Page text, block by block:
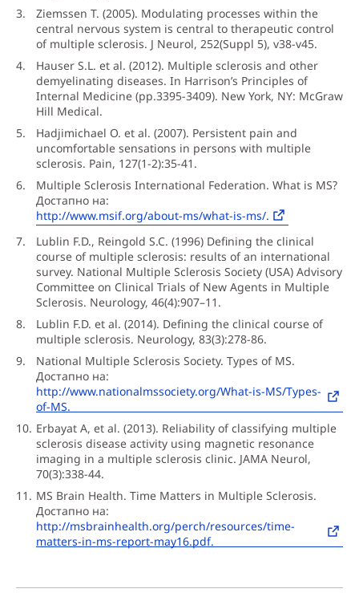
Ziemssen T. (2005). Modulating processes within the
central nervous system is central to therapeutic control
of multiple sclerosis. J Neurol, 252(Suppl 5), v38-v45.
Hauser S.L. et al. (2012). Multiple sclerosis and other
demyelinating diseases. In Harrison’s Principles of
Internal Medicine (pp.3395-3409). New York, NY: McGraw
Hill Medical.
Hadjimichael O. et al. (2007). Persistent pain and
uncomfortable sensations in persons with multiple
sclerosis. Pain, 127(1-2):35-41.
Multiple Sclerosis International Federation. What is MS?
Достапно на:
http://www.msif.org/about-ms/what-is-ms/.
Lublin F.D., Reingold S.C. (1996) Defining the clinical
course of multiple sclerosis: results of an international
survey. National Multiple Sclerosis Society (USA) Advisory
Committee on Clinical Trials of New Agents in Multiple
Sclerosis. Neurology, 46(4):907–11.
Lublin F.D. et al. (2014). Defining the clinical course of
multiple sclerosis. Neurology, 83(3):278-86.
National Multiple Sclerosis Society. Types of MS.
Достапно на:
http://www.nationalmssociety.org/What-is-MS/Types-
of-MS.
Erbayat A, et al. (2013). Reliability of classifying multiple
sclerosis disease activity using magnetic resonance
imaging in a multiple sclerosis clinic. JAMA Neurol,
70(3):338-44.
MS Brain Health. Time Matters in Multiple Sclerosis.
Достапно на:
http://msbrainhealth.org/perch/resources/time-
matters-in-ms-report-may16.pdf.